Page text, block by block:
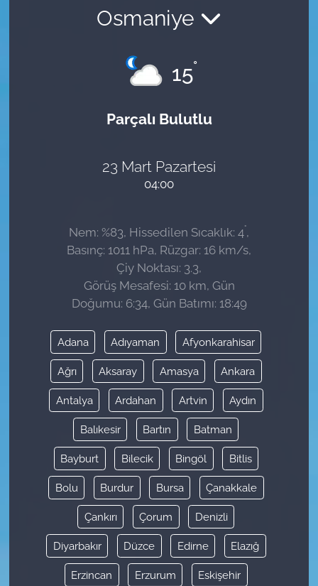
Osmaniye
15°
Parçalı Bulutlu
23 Mart Pazartesi
04:00
Nem: %83, Hissedilen Sıcaklık: 4°,
Basınç: 1011 hPa, Rüzgar: 16 km/s,
Çiy Noktası: 3.3,
Görüş Mesafesi: 10 km, Gün
Doğumu: 6:34, Gün Batımı: 18:49
Adana Adıyaman Afyonkarahisar
Ağrı Aksaray Amasya Ankara
Antalya Ardahan Artvin Aydın
Balıkesir Bartın Batman
Bayburt Bilecik Bingöl Bitlis
Bolu Burdur Bursa Çanakkale
Çankırı Çorum Denizli
Diyarbakır Düzce Edirne Elazığ
Erzincan Erzurum Eskişehir